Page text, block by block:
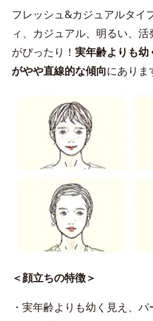
フレッシュ&カジュアルタイ
ィ、カジュアル、明るい、
がぴったり！ 実年齢よりも幼
がやや直線的な傾向にありま
＜顔立ちの特徴＞
・実年齢よりも幼く見え、